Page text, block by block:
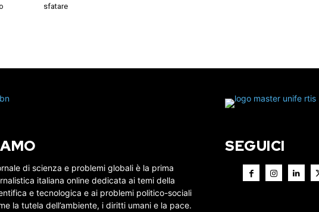
sfatare
di scienza e problemi globali è la prima
italiana online dedicata ai temi della
e tecnologica e ai problemi politico-sociali
la tutela dell’ambiente, i diritti umani e la pace.
SEGUICI